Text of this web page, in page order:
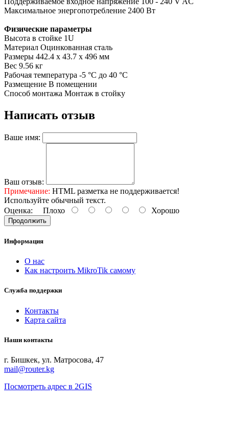
Максимальное энергопотребление 2400 Вт
Физические параметры
Высота в стойке 1U
Материал Оцинкованная сталь
Размеры 442.4 x 43.7 x 496 мм
Вес 9.56 кг
Рабочая температура -5 °C до 40 °C
Размещение В помещении
Способ монтажа Монтаж в стойку
Написать отзыв
Ваше имя:
Ваш отзыв:
Примечание: HTML разметка не поддерживается!
Используйте обычный текст.
Оценка: Плохо Хорошо
Продолжить
Информация
О нас
Как настроить MikroTik самому
Служба поддержки
Контакты
Карта сайта
Наши контакты
г. Бишкек, ул. Матросова, 47
mail@router.kg
Посмотреть адрес в 2GIS